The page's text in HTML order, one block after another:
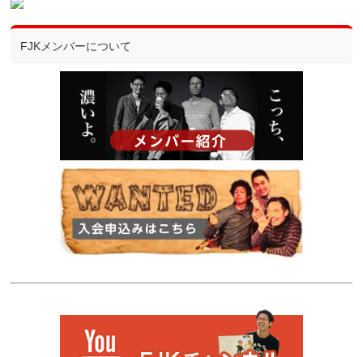
FJKメンバーについて